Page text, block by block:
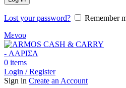
Lost your password?
Remember
Μενου
0 items
Login / Register
Sign in Create an Account